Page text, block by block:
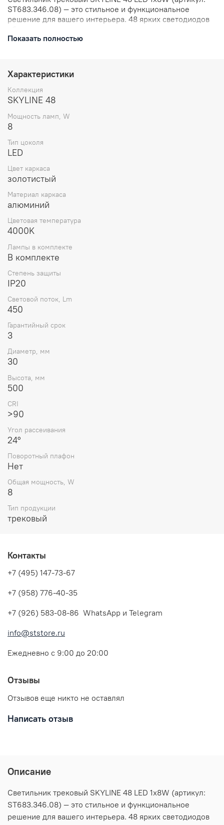
ST683.346.08) — это стильное и функциональное
решение для вашего интерьера. 48 ярких светодиодов
Компактный и современный дизайн позволяет легко
помещений.
Показать полностью
Характеристики
Коллекция
SKYLINE 48
Мощность ламп, W
8
Тип цоколя
LED
Цвет каркаса
золотистый
Материал каркаса
алюминий
Цветовая температура
4000K
Лампы в комплекте
В комплекте
Степень защиты
IP20
Световой поток, Lm
450
Гарантийный срок
3
Диаметр, мм
30
Высота, мм
500
CRI
>90
Угол рассеивания
24°
Поворотный плафон
Нет
Общая мощность, W
8
Тип продукции
трековый
Контакты
+7 (495) 147-73-67
+7 (958) 776-40-35
+7 (926) 583-08-86 WhatsApp и Telegram
info@ststore.ru
Ежедневно с 9:00 до 20:00
Отзывы
Отзывов еще никто не оставлял
Написать отзыв
Описание
Светильник трековый SKYLINE 48 LED 1х8W (артикул:
ST683.346.08) — это стильное и функциональное
решение для вашего интерьера. 48 ярких светодиодов